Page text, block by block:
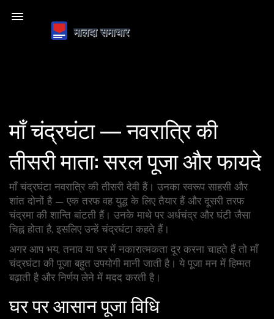
माँ चंद्रघंटा — नवरात्रि की
तीसरी माता: सरल पूजा और फायदे
माँ चंद्रघंटा नवरात्रि की तीसरी देवी हैं। उनका स्वरूप साहसी और
शांत दोनों है — एक तरफ वह युद्ध के लिए तैयार हैं और दूसरी तरफ
चंद्रमा की शान्ति बांटती हैं। उनके माथे पर अर्धचंद्र और घंटी जैसा
चिह्न होता है, इसलिए उन्हें चंद्रघंटा कहते हैं।
अगर आप भय, तनाव या घर में नकारात्मकता दूर करना चाहते हैं तो माँ
चंद्रघंटा की पूजा बहुत उपयोगी मानी जाती है। ये पूजा मन में हिम्मत
बढ़ाती है और निर्णय लेने में मदद करती है।
घर पर आसान पूजा विधि